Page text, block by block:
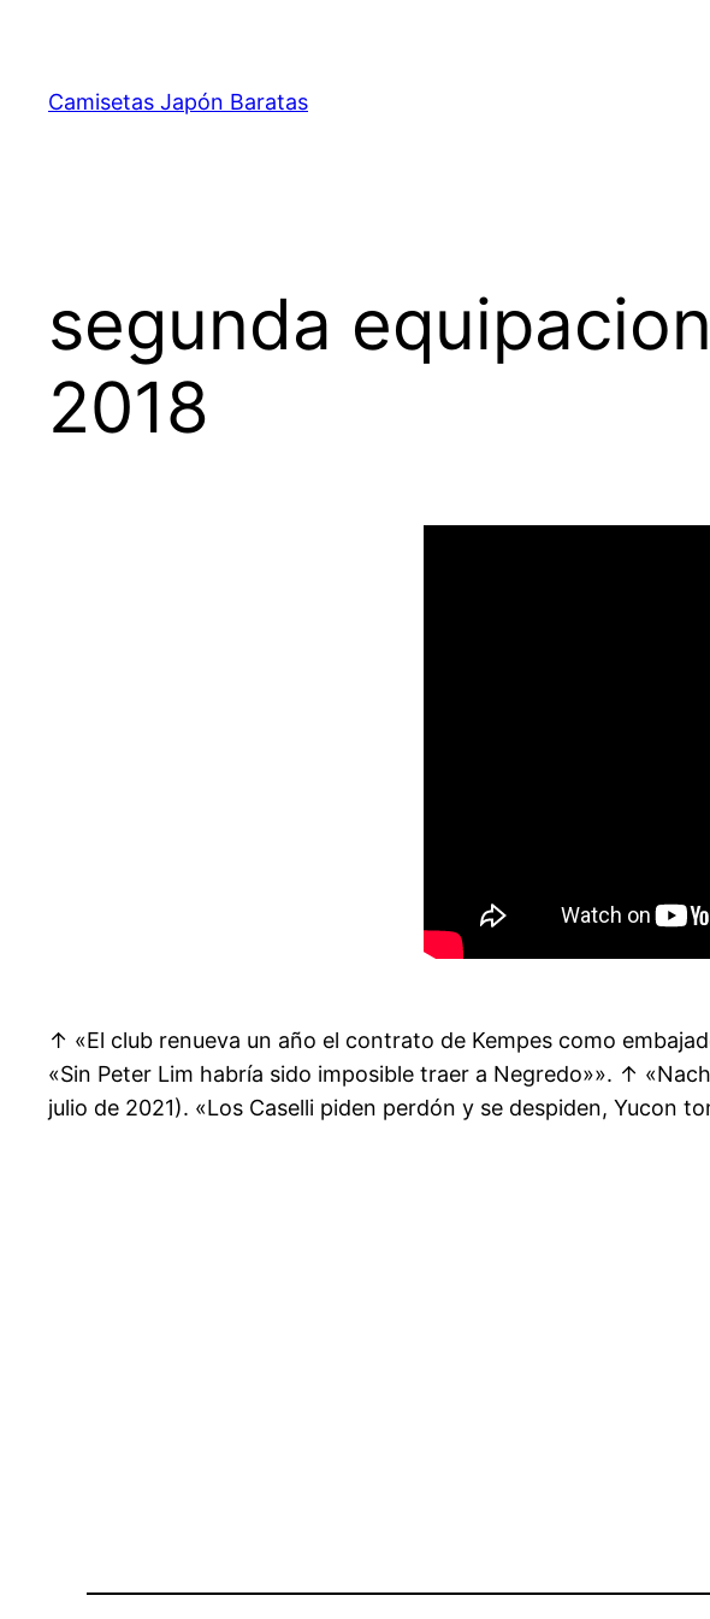
contenido
Camisetas Japón Baratas
segunda
2018
↑ «El club renueva un año el contrato de Kempes como
«Sin Peter Lim habría sido imposible traer a Negredo»». ↑
julio de 2021). «Los Caselli piden perdón y se despiden, Yucon